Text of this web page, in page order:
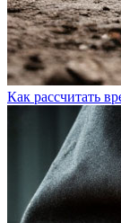
Как рассчитать